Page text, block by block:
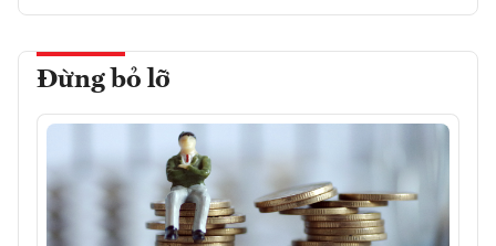
Đừng bỏ lỡ